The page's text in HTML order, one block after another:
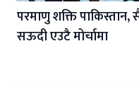
परमाणु शक्ति पाकिस्तान,
सऊदी एउटै मोर्चामा